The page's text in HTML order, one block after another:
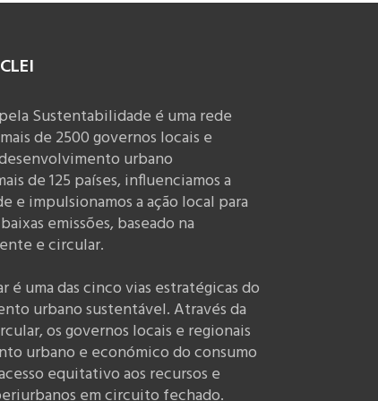
Sustentabilidade é uma rede
de 2500 governos locais e
urbano
de 125 países, influenciamos a
impulsionamos a ação local para
emissões, baseado na
e circular.
uma das cinco vias estratégicas do
urbano sustentável. Através da
os governos locais e regionais
urbano e económico do consumo
equitativo aos recursos e